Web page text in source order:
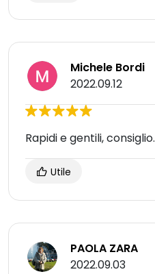
Michele Bordi
2022.09.12
Rapidi e gentili, consiglio.
Utile
PAOLA ZARA
2022.09.03